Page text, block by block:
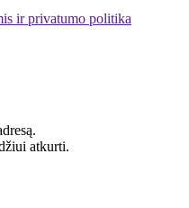
ir privatumo politika
atkurti.